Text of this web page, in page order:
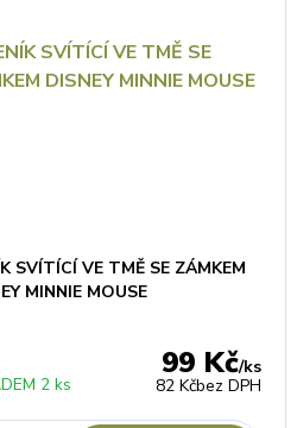
SVÍTÍCÍ VE TMĚ SE ZÁMKEM
MINNIE MOUSE
99 Kč/ks
82 Kčbez DPH
2 ks